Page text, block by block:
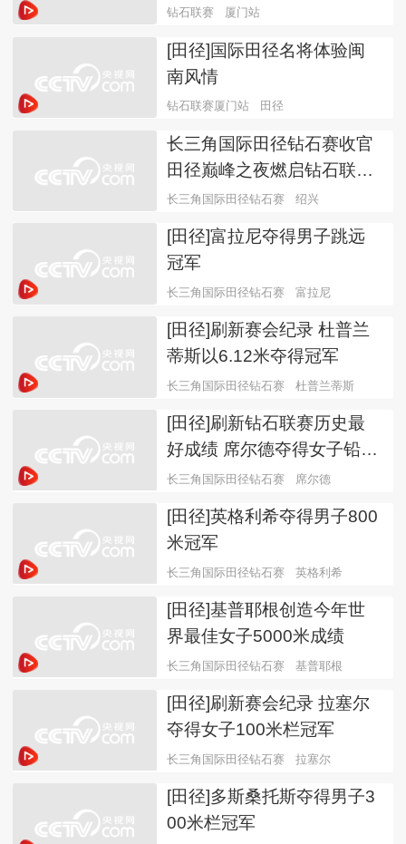
钻石联赛 厦门站
[田径]国际田径名将体验闽
南风情
钻石联赛厦门站 田径
长三角国际田径钻石赛收官
田径巅峰之夜燃启钻石联赛
新赛季
长三角国际田径钻石赛 绍兴
[田径]富拉尼夺得男子跳远
冠军
长三角国际田径钻石赛 富拉尼
[田径]刷新赛会纪录 杜普兰
蒂斯以6.12米夺得冠军
长三角国际田径钻石赛 杜普兰蒂斯
[田径]刷新钻石联赛历史最
好成绩 席尔德夺得女子铅球
冠军
长三角国际田径钻石赛 席尔德
[田径]英格利希夺得男子800
米冠军
长三角国际田径钻石赛 英格利希
[田径]基普耶根创造今年世
界最佳女子5000米成绩
长三角国际田径钻石赛 基普耶根
[田径]刷新赛会纪录 拉塞尔
夺得女子100米栏冠军
长三角国际田径钻石赛 拉塞尔
[田径]多斯桑托斯夺得男子3
00米栏冠军